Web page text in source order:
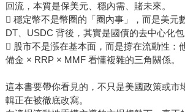
回流，本質是保美元、穩內需、賭未來。
 穩定幣不是幣圈的「圈內事」，而是美元
DT、USDC 背後，其實是國債的去中心化包
 股市不是漲在基本面，而是撐在流動性：
備金 × RRP × MMF 看懂複雜的三角關係。
這本書要帶你看見的，不只是美國政策或市
輯正在被徹底改寫。